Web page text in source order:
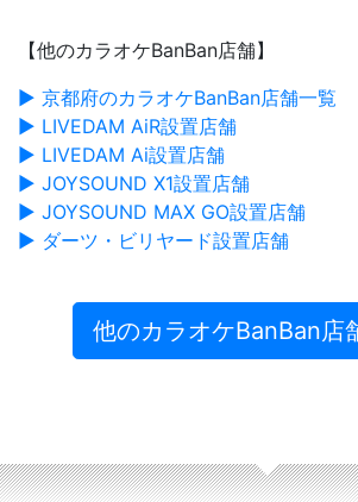
【他のカラオケBanBan店舗】
▶ 京都府のカラオケBanBan店舗一覧
▶ LIVEDAM AiR設置店舗
▶ LIVEDAM Ai設置店舗
▶ JOYSOUND X1設置店舗
▶ JOYSOUND MAX GO設置店舗
▶ ダーツ・ビリヤード設置店舗
他のカラオケBanBan店